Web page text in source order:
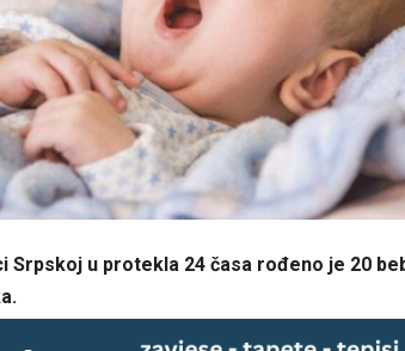
Srpskoj u protekla 24 časa rođeno je 20